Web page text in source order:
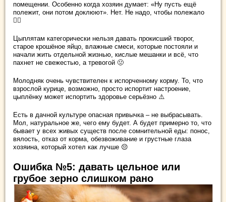
помещении. Особенно когда хозяин думает: «Ну пусть ещё
полежит, они потом доклюют». Нет. Не надо, чтобы полежало
😵‍💫
Цыплятам категорически нельзя давать прокисший творог,
старое крошёное яйцо, влажные смеси, которые постояли и
начали жить отдельной жизнью, кислые мешанки и всё, что
пахнет не свежестью, а тревогой 🤢
Молодняк очень чувствителен к испорченному корму. То, что
взрослой курице, возможно, просто испортит настроение,
цыплёнку может испортить здоровье серьёзно ⚠️
Есть в дачной культуре опасная привычка – не выбрасывать.
Мол, натуральное же, чего ему будет. А будет примерно то, что
бывает у всех живых существ после сомнительной еды: понос,
вялость, отказ от корма, обезвоживание и грустные глаза
хозяина, который хотел как лучше 😔
Ошибка №5: давать цельное или
грубое зерно слишком рано